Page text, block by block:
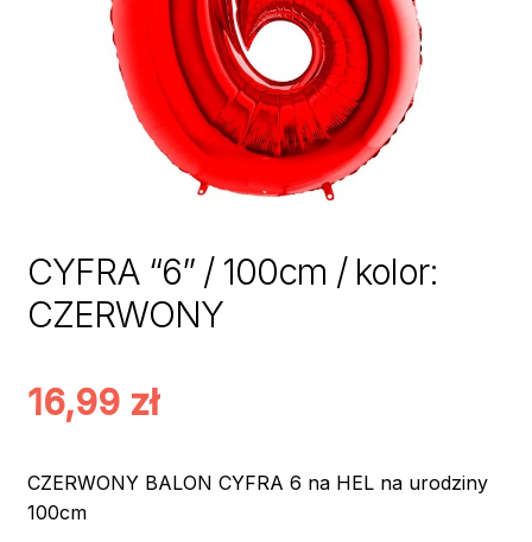
CYFRA “6” / 100cm / kolor:
CZERWONY
16,99 zł
CZERWONY BALON CYFRA 6 na HEL na urodziny
100cm